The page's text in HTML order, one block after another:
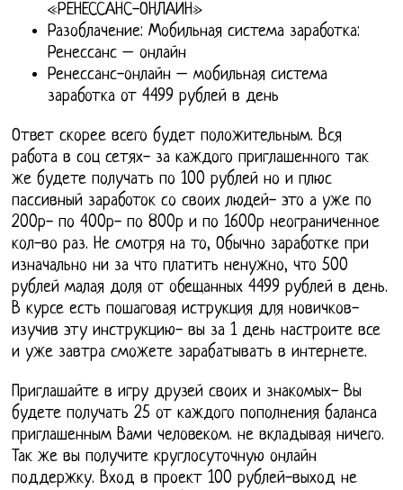
«РЕНЕССАНС-ОНЛАЙН»
Разоблачение: Мобильная система заработка:
Ренессанс – онлайн
Ренессанс-онлайн – мобильная система
заработка от 4499 рублей в день
Ответ скорее всего будет положительным. Вся
работа в соц сетях- за каждого приглашенного так
же будете получать по 100 рублей но и плюс
пассивный заработок со своих людей- это а уже по
200р- по 400р- по 800р и по 1600р неограниченное
кол-во раз. Не смотря на то, Обычно заработке при
изначально ни за что платить ненужно, что 500
рублей малая доля от обещанных 4499 рублей в день.
В курсе есть пошаговая иструкция для новичков-
изучив эту инструкцию- вы за 1 день настроите все
и уже завтра сможете зарабатывать в интернете.
Приглашайте в игру друзей своих и знакомых- Вы
будете получать 25 от каждого пополнения баланса
приглашенным Вами человеком. не вкладывая ничего.
Так же вы получите круглосуточную онлайн
поддержку. Вход в проект 100 рублей-выход не